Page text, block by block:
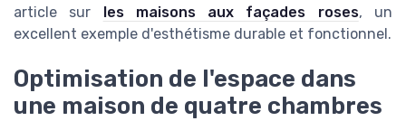
article sur les maisons aux façades roses, un
excellent exemple d'esthétisme durable et fonctionnel.
Optimisation de l'espace dans
une maison de quatre chambres